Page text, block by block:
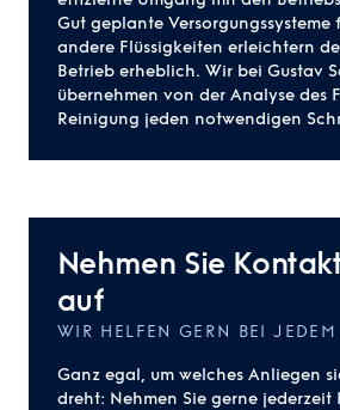
Gut geplante Versorgungssysteme
andere Flüssigkeiten erleichtern
Betrieb erheblich. Wir bei Gustav
übernehmen von der Analyse des
Reinigung jeden notwendigen
Nehmen Sie
auf
WIR HELFEN GERN BEI
Ganz egal, um welches Anliegen
dreht: Nehmen Sie gerne jederzeit